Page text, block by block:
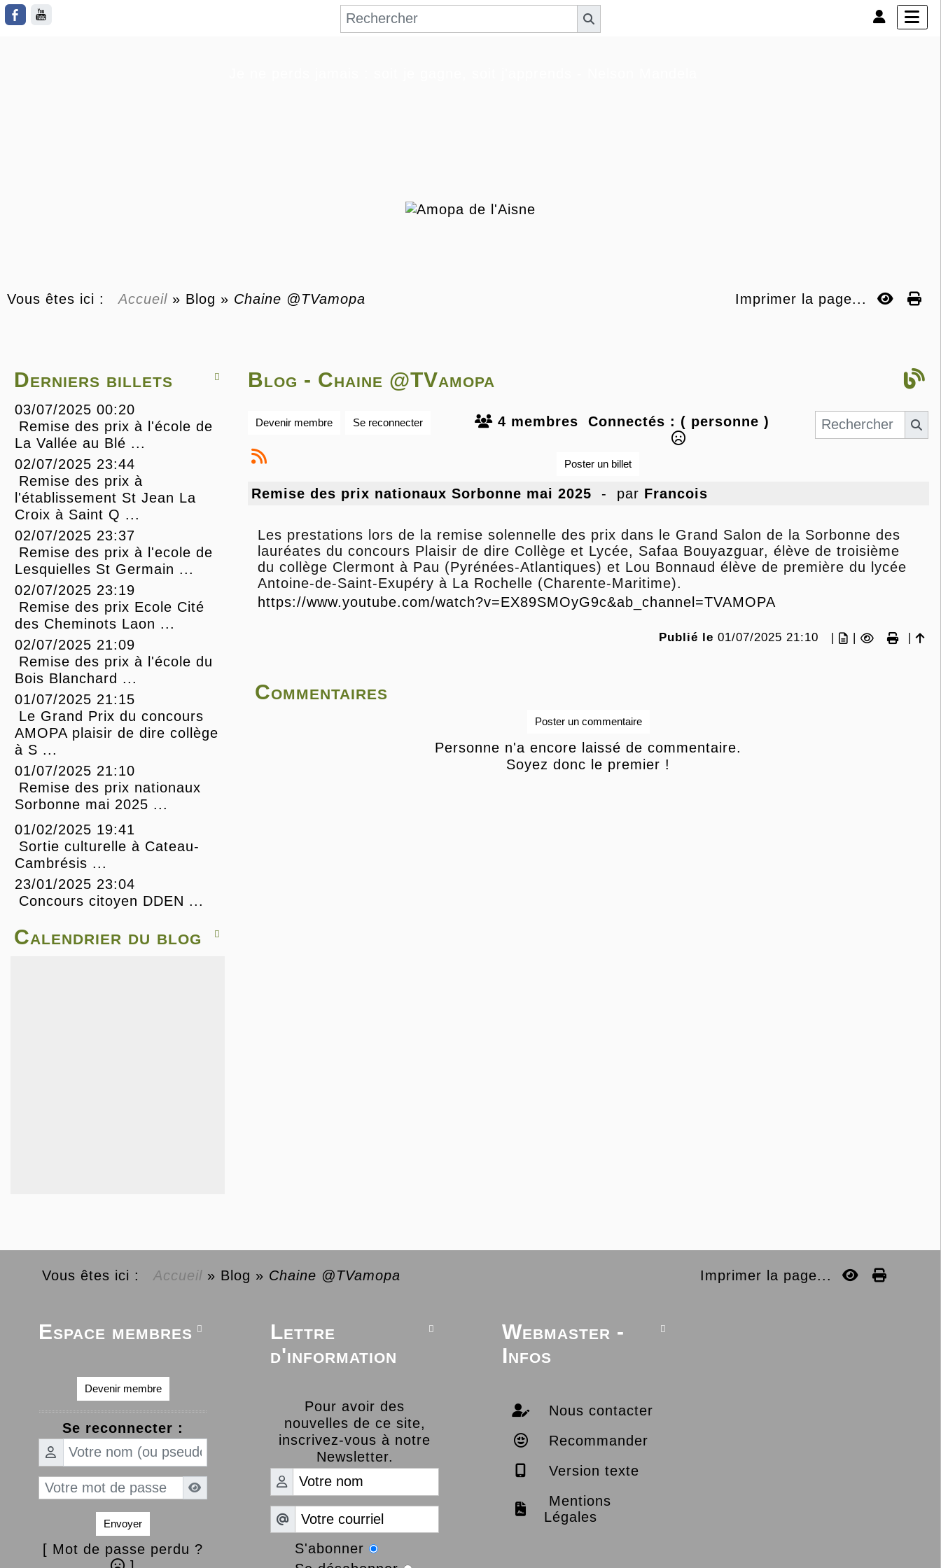
Vous êtes ici : Accueil » Blog » Chaine @TVamopa Imprimer la page...

Derniers billets
03/07/2025 00:20
Remise des prix à l'école de
La Vallée au Blé ...
02/07/2025 23:44
Remise des prix à
l'établissement St Jean La
Croix à Saint Q ...
02/07/2025 23:37
Remise des prix à l'ecole de
Lesquielles St Germain ...
02/07/2025 23:19
Remise des prix Ecole Cité
des Cheminots Laon ...
02/07/2025 21:09
Remise des prix à l'école du
Bois Blanchard ...
01/07/2025 21:15
Le Grand Prix du concours
AMOPA plaisir de dire collège
à S ...
01/07/2025 21:10
Remise des prix nationaux
Sorbonne mai 2025 ...
01/02/2025 19:41
Sortie culturelle à Cateau-
Cambrésis ...
23/01/2025 23:04
Concours citoyen DDEN ...

Calendrier du blog
Blog - Chaine @TVamopa
Devenir membre Se reconnecter 4 membres Connectés : ( personne )
Poster un billet
Remise des prix nationaux Sorbonne mai 2025 - par Francois
Les prestations lors de la remise solennelle des prix dans le Grand Salon de la Sorbonne des
lauréates du concours Plaisir de dire Collège et Lycée, Safaa Bouyazguar, élève de troisième
du collège Clermont à Pau (Pyrénées-Atlantiques) et Lou Bonnaud élève de première du lycée
Antoine-de-Saint-Exupéry à La Rochelle (Charente-Maritime).
https://www.youtube.com/watch?v=EX89SMOyG9c&ab_channel=TVAMOPA
Publié le 01/07/2025 21:10 |
Commentaires
Poster un commentaire
Personne n'a encore laissé de commentaire.
Soyez donc le premier !
Vous êtes ici : Accueil » Blog » Chaine @TVamopa Imprimer la page...

Espace membres
Devenir membre
Se reconnecter :
Envoyer
[ Mot de passe perdu ?

Lettre
d'information
Pour avoir des
nouvelles de ce site,
inscrivez-vous à notre
Newsletter.
S'abonner

Webmaster -
Infos
Nous contacter
Recommander
Version texte
Mentions
Légales